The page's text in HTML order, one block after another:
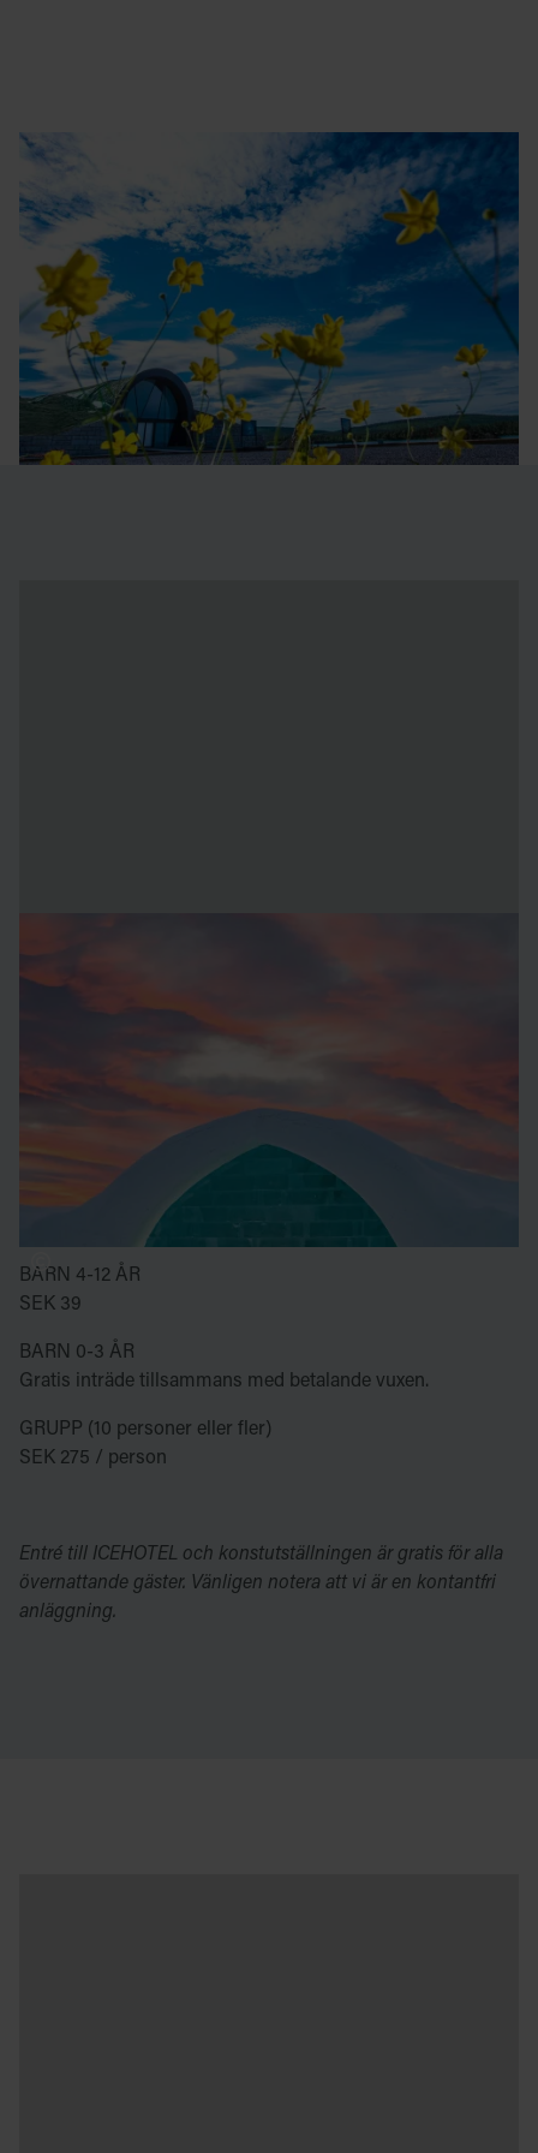
STUDENT / SENIOR
BARN 4-12 ÅR
SEK 39
BARN 0-3 ÅR
Gratis inträde tillsammans med betalande vuxen.
GRUPP (10 personer eller fler)
SEK 275 / person
Entré till ICEHOTEL och konstutställningen är gratis för alla
övernattande gäster. Vänligen notera att vi är en kontantfri
anläggning.